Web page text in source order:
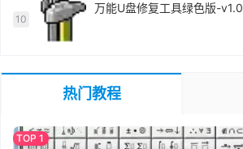
10
万能U盘修复工具绿色版-v1.0
热门教程